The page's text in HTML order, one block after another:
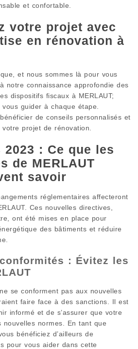
et confortable.
votre projet avec
en rénovation à
et nous sommes là pour vous
notre connaissance approfondie des
dispositifs fiscaux à MERLAUT;
guider à chaque étape.
de conseils personnalisés et
projet de rénovation.
2023 : Ce que les
de MERLAUT
savoir
réglementaires affecteront
Ces nouvelles directives,
ont été mises en place pour
des bâtiments et réduire
: Évitez les
se conforment pas aux nouvelles
faire face à des sanctions. Il est
informé et de s’assurer que votre
nouvelles normes. En tant que
bénéficiez d’ailleurs de
pour vous aider dans cette